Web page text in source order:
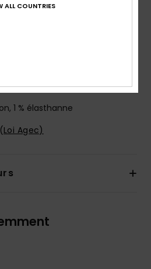
1 % élasthanne
Agec)
ALL COUNTRIES